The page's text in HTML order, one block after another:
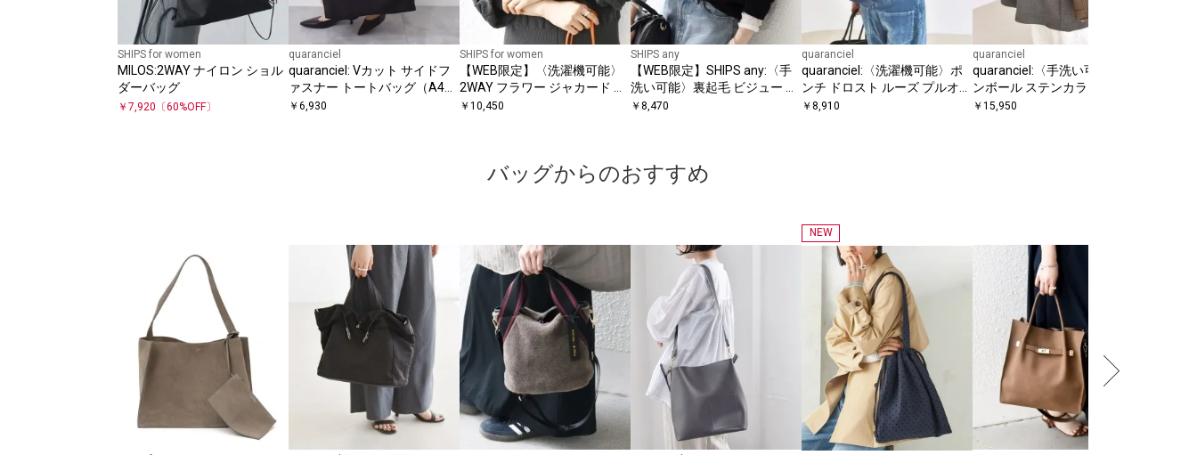
SHIPS for women
MILOS:2WAY ナイロン ショル
ダーバッグ
￥ 7,920 〔60%OFF〕
quaranciel
quaranciel: Vカット サイドフ
ァスナー トートバッグ（A4対
応）
￥ 6,930
SHIPS for women
【WEB限定】〈洗濯機可能〉
2WAY フラワー ジャカード ハ
ーフ ジップ プルオーバー
￥ 10,450
SHIPS any
【WEB限定】SHIPS any:〈手
洗い可能〉裏起毛 ビジュー ク
ルーネック コンパクト プルオ
￥ 8,470
quaranciel
quaranciel:〈洗濯機可能〉ポ
ンチ ドロスト ルーズ プルオー
バー
￥ 8,910
quaranciel
quaranciel:〈手洗い可能〉ダ
ンボール ステンカラー ジャケ
ット コート26SS
￥ 15,950
バッグからのおすすめ
NEW